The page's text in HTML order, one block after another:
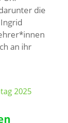
die
an ihr